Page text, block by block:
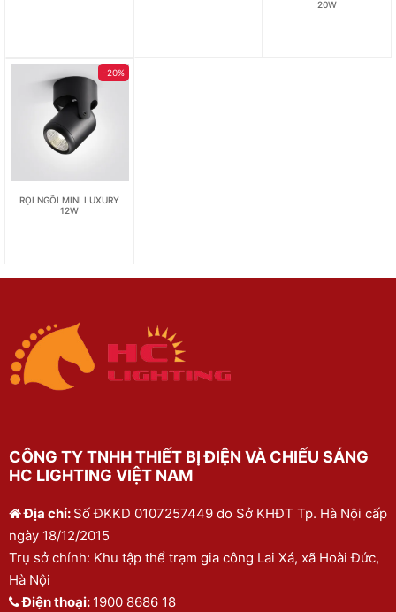
20W
-20%
RỌI NGỒI MINI LUXURY
12W
CÔNG TY TNHH THIẾT BỊ ĐIỆN VÀ CHIẾU SÁNG
HC LIGHTING VIỆT NAM
Địa chỉ: Số ĐKKD 0107257449 do Sở KHĐT Tp. Hà Nội cấp
ngày 18/12/2015
Trụ sở chính: Khu tập thể trạm gia công Lai Xá, xã Hoài Đức,
Hà Nội
Điện thoại: 1900 8686 18